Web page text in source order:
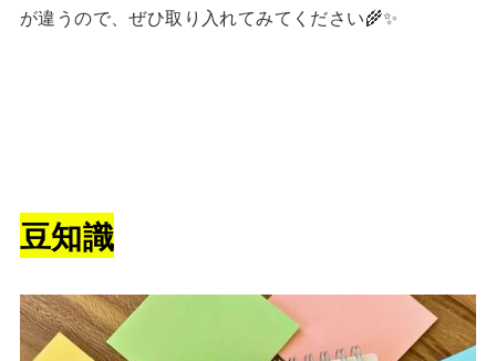
が違うので、ぜひ取り入れてみてください🌾✨
豆知識